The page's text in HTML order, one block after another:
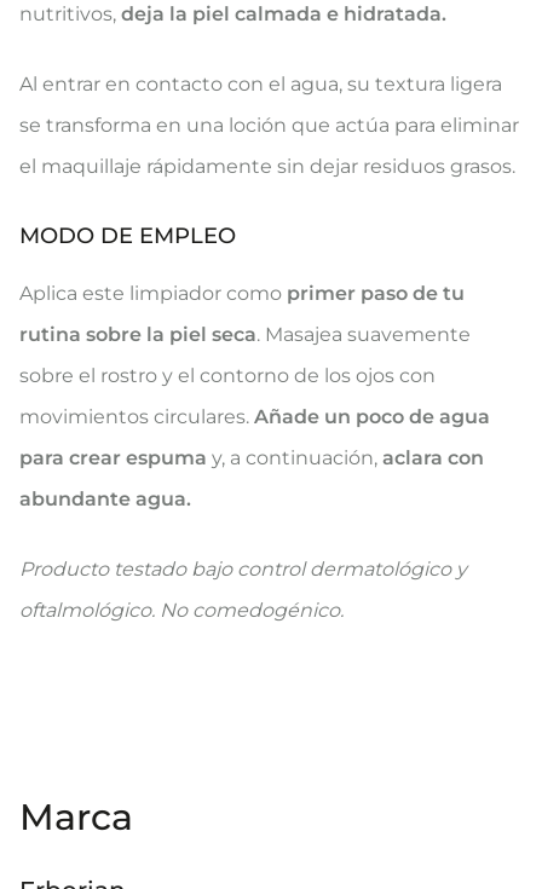
nutritivos, deja la piel calmada e hidratada.
Al entrar en contacto con el agua, su textura ligera
se transforma en una loción que actúa para eliminar
el maquillaje rápidamente sin dejar residuos grasos.
MODO DE EMPLEO
Aplica este limpiador como primer paso de tu
rutina sobre la piel seca. Masajea suavemente
sobre el rostro y el contorno de los ojos con
movimientos circulares. Añade un poco de agua
para crear espuma y, a continuación, aclara con
abundante agua.
Producto testado bajo control dermatológico y
oftalmológico. No comedogénico.
Marca